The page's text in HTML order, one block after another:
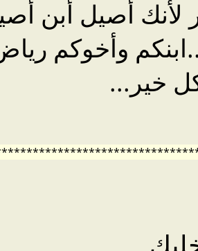
أصيل أبن
وأخوكم
خير...